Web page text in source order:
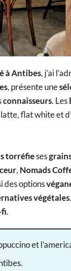
à Antibes, j’ai
, présente une
connaisseurs. Les
flat white et
torréfieses
, Nomads
des options
végétales
.
et